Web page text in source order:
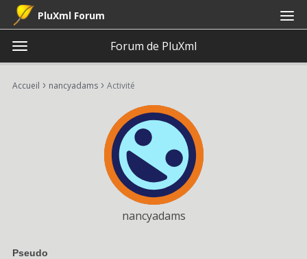
PluXml Forum
t
g
Forum de PluXml
Connexion
Connexion · S'inscrire
Accueil › nancyadams › Activité
nancyadams
Pseudo